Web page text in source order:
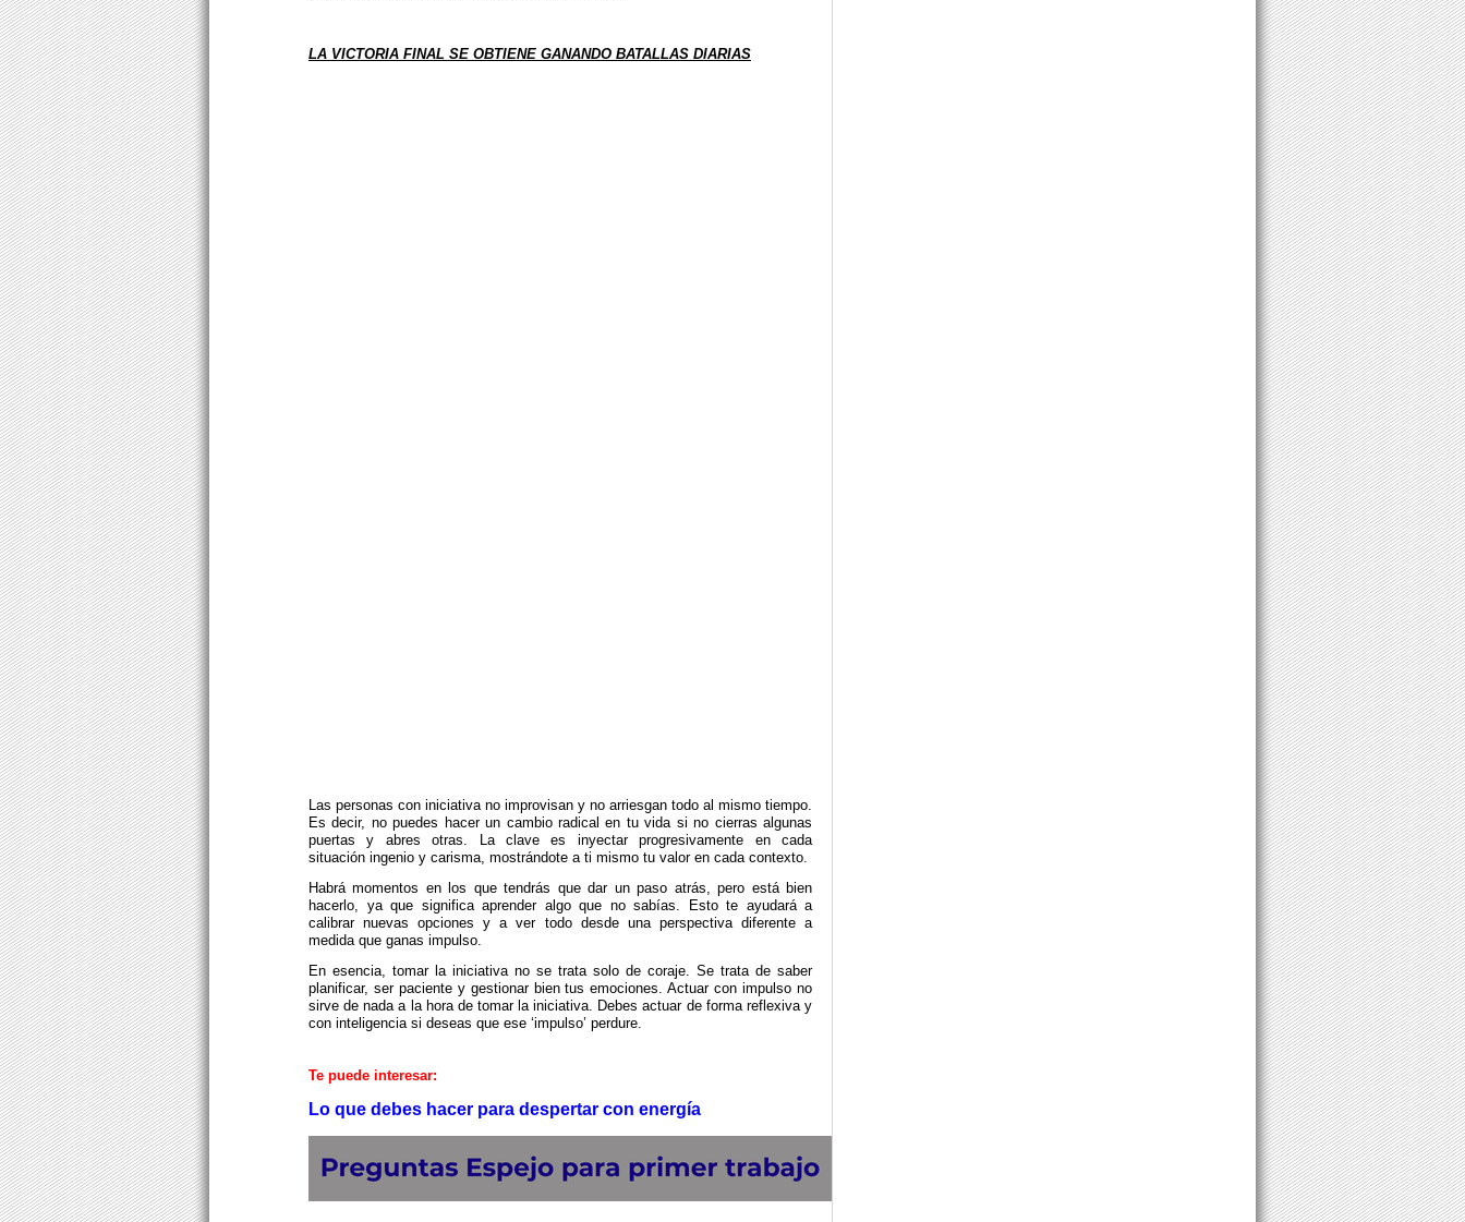
LA VICTORIA FINAL SE OBTIENE GANANDO BATALLAS DIARIAS
Las personas con iniciativa no improvisan y no arriesgan todo al mismo tiempo.
Es decir, no puedes hacer un cambio radical en tu vida si no cierras algunas
puertas y abres otras. La clave es inyectar progresivamente en cada
situación ingenio y carisma, mostrándote a ti mismo tu valor en cada contexto.
Habrá momentos en los que tendrás que dar un paso atrás, pero está bien
hacerlo, ya que significa aprender algo que no sabías. Esto te ayudará a
calibrar nuevas opciones y a ver todo desde una perspectiva diferente a
medida que ganas impulso.
En esencia, tomar la iniciativa no se trata solo de coraje. Se trata de saber
planificar, ser paciente y gestionar bien tus emociones. Actuar con impulso no
sirve de nada a la hora de tomar la iniciativa. Debes actuar de forma reflexiva y
con inteligencia si deseas que ese ‘impulso’ perdure.
Te puede interesar:
Lo que debes hacer para despertar con energía